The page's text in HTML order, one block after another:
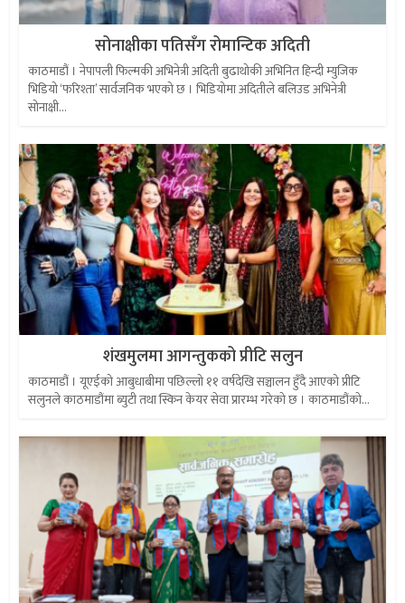
सोनाक्षीका पतिसँग रोमान्टिक अदिती
काठमाडौं । नेपापली फिल्मकी अभिनेत्री अदिती बुढाथोकी अभिनित हिन्दी म्युजिक
भिडियो ‘फरिश्ता’ सार्वजनिक भएको छ । भिडियोमा अदितीले बलिउड अभिनेत्री
सोनाक्षी...
शंखमुलमा आगन्तुकको प्रीटि सलुन
काठमाडौं । यूएईको आबुधाबीमा पछिल्लो ११ वर्षदेखि सञ्चालन हुँदै आएको प्रीटि
सलुनले काठमाडौंमा ब्युटी तथा स्किन केयर सेवा प्रारम्भ गरेको छ । काठमाडौंको...